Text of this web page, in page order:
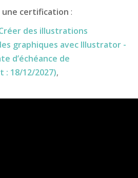
une certification :
Créer des illustrations
graphiques avec Illustrator -
d’échéance de
: 18/12/2027),